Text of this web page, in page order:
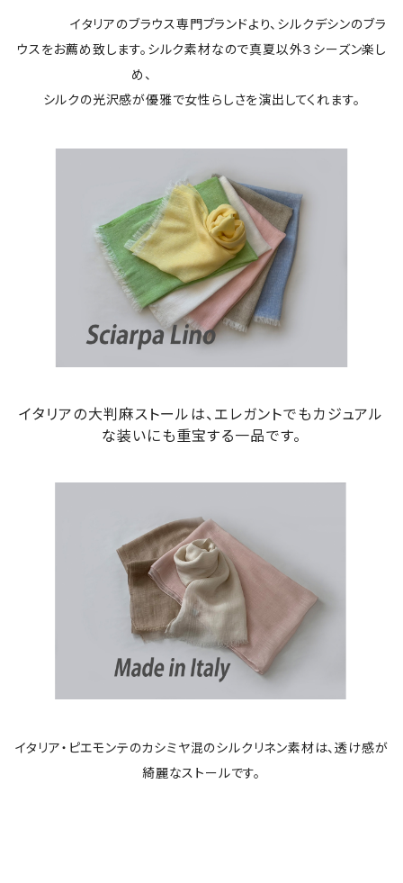
イタリアのブラウス専門ブランドより、シルクデシンのブラ
ウスをお薦め致します。シルク素材なので真夏以外３シーズン楽し
め、
シルクの光沢感が優雅で女性らしさを演出してくれます。
イタリアの大判麻ストールは、エレガントでもカジュアル
な装いにも重宝する一品です。
イタリア・ピエモンテのカシミヤ混のシルクリネン素材は、透け感が
綺麗なストールです。